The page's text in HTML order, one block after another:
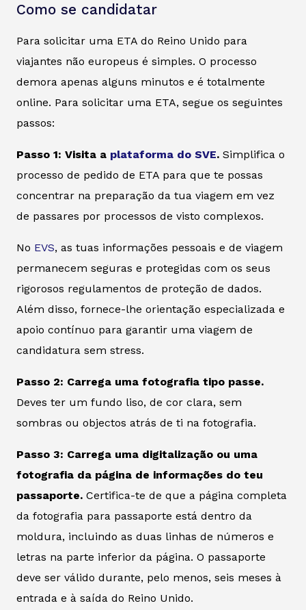
Como se candidatar
Para solicitar uma ETA do Reino Unido para
viajantes não europeus é simples. O processo
demora apenas alguns minutos e é totalmente
online. Para solicitar uma ETA, segue os seguintes
passos:
Passo 1: Visita a plataforma do SVE. Simplifica o
processo de pedido de ETA para que te possas
concentrar na preparação da tua viagem em vez
de passares por processos de visto complexos.
No EVS, as tuas informações pessoais e de viagem
permanecem seguras e protegidas com os seus
rigorosos regulamentos de proteção de dados.
Além disso, fornece-lhe orientação especializada e
apoio contínuo para garantir uma viagem de
candidatura sem stress.
Passo 2: Carrega uma fotografia tipo passe.
Deves ter um fundo liso, de cor clara, sem
sombras ou objectos atrás de ti na fotografia.
Passo 3: Carrega uma digitalização ou uma
fotografia da página de informações do teu
passaporte. Certifica-te de que a página completa
da fotografia para passaporte está dentro da
moldura, incluindo as duas linhas de números e
letras na parte inferior da página. O passaporte
deve ser válido durante, pelo menos, seis meses à
entrada e à saída do Reino Unido.